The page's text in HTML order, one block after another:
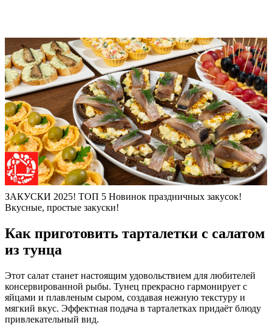
ЗАКУСКИ 2025! ТОП 5 Новинок праздничных закусок!
Вкусные, простые закуски!
Как приготовить тарталетки с салатом
из тунца
Этот салат станет настоящим удовольствием для любителей
консервированной рыбы. Тунец прекрасно гармонирует с
яйцами и плавленым сыром, создавая нежную текстуру и
мягкий вкус. Эффектная подача в тарталетках придаёт блюду
привлекательный вид.